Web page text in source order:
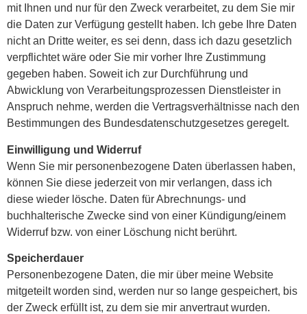
mit Ihnen und nur für den Zweck verarbeitet, zu dem Sie mir
die Daten zur Verfügung gestellt haben. Ich gebe Ihre Daten
nicht an Dritte weiter, es sei denn, dass ich dazu gesetzlich
verpflichtet wäre oder Sie mir vorher Ihre Zustimmung
gegeben haben. Soweit ich zur Durchführung und
Abwicklung von Verarbeitungsprozessen Dienstleister in
Anspruch nehme, werden die Vertragsverhältnisse nach den
Bestimmungen des Bundesdatenschutzgesetzes geregelt.
Einwilligung und Widerruf
Wenn Sie mir personenbezogene Daten überlassen haben,
können Sie diese jederzeit von mir verlangen, dass ich
diese wieder lösche. Daten für Abrechnungs- und
buchhalterische Zwecke sind von einer Kündigung/einem
Widerruf bzw. von einer Löschung nicht berührt.
Speicherdauer
Personenbezogene Daten, die mir über meine Website
mitgeteilt worden sind, werden nur so lange gespeichert, bis
der Zweck erfüllt ist, zu dem sie mir anvertraut wurden.